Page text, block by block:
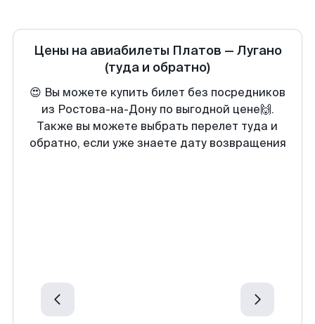
Цены на авиабилеты Платов — Лугано
(туда и обратно)
😍 Вы можете купить билет без посредников
из Ростова-на-Дону по выгодной цене🙌.
Также вы можете выбрать перелет туда и
обратно, если уже знаете дату возвращения